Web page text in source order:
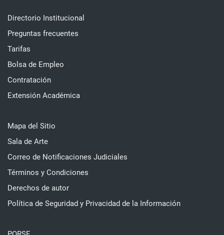
Directorio Institucional
Preguntas frecuentes
Tarifas
Bolsa de Empleo
Contratación
Extensión Académica
Mapa del Sitio
Sala de Arte
Correo de Notificaciones Judiciales
Términos y Condiciones
Derechos de autor
Política de Seguridad y Privacidad de la Información